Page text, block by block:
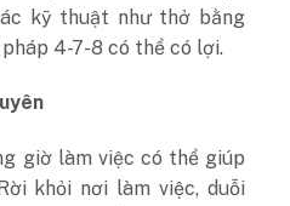
kỹ thuật như thở bằng
4-7-8 có thể có lợi.
giờ làm việc có thể giúp
khỏi nơi làm việc, duỗi